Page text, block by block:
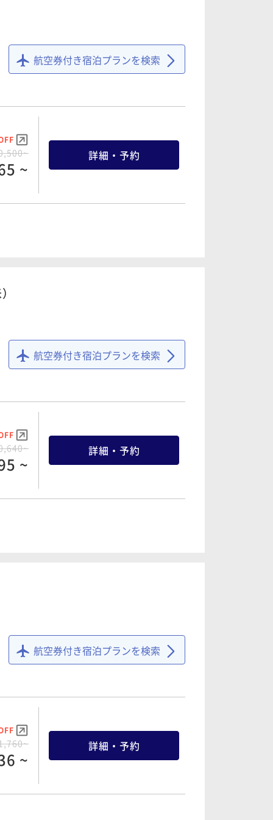
航空券付き宿泊プランを検索
~
詳細・予約
~
詳細・予約
~
詳細・予約
~
詳細・予約
~
航空券付き宿泊プランを検索
~
詳細・予約
~
詳細・予約
~
詳細・予約
航空券付き宿泊プランを検索
~
詳細・予約